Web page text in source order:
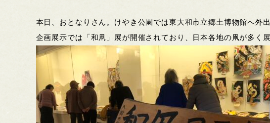
本日、おとなりさん。けやき公園では東大和市立郷土博物館へ外出
企画展示では「和凧」展が開催されており、日本各地の凧が多く